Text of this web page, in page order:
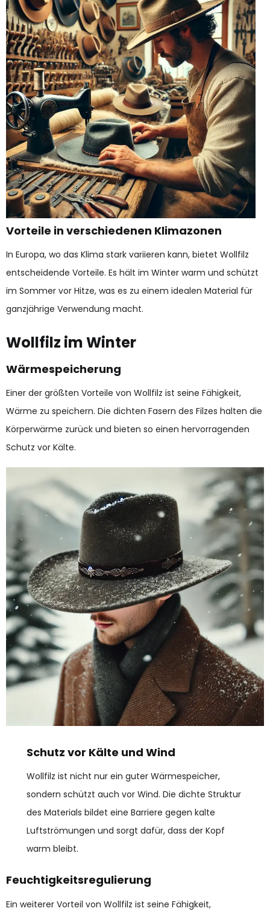
Vorteile in verschiedenen Klimazonen
In Europa, wo das Klima stark variieren kann, bietet Wollfilz
entscheidende Vorteile. Es hält im Winter warm und schützt
im Sommer vor Hitze, was es zu einem idealen Material für
ganzjährige Verwendung macht.
Wollfilz im Winter
Wärmespeicherung
Einer der größten Vorteile von Wollfilz ist seine Fähigkeit,
Wärme zu speichern. Die dichten Fasern des Filzes halten die
Körperwärme zurück und bieten so einen hervorragenden
Schutz vor Kälte.
Schutz vor Kälte und Wind
Wollfilz ist nicht nur ein guter Wärmespeicher,
sondern schützt auch vor Wind. Die dichte Struktur
des Materials bildet eine Barriere gegen kalte
Luftströmungen und sorgt dafür, dass der Kopf
warm bleibt.
Feuchtigkeitsregulierung
Ein weiterer Vorteil von Wollfilz ist seine Fähigkeit,